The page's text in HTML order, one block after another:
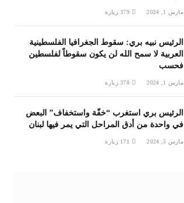
مارس 1, 2024 379 زيارة
الرئيس نبيه بري: سقوط الجغرافيا الفلسطينية
العربية لا سمح الله لن يكون سقوطاً لفلسطين
فحسب
مارس 1, 2024 378 زيارة
الرئيس بري استغرب “خفّة واستخفاف” البعض
في واحدة من أدق المراحل التي يمر فيها لبنان
مارس 5, 2024 171 زيارة